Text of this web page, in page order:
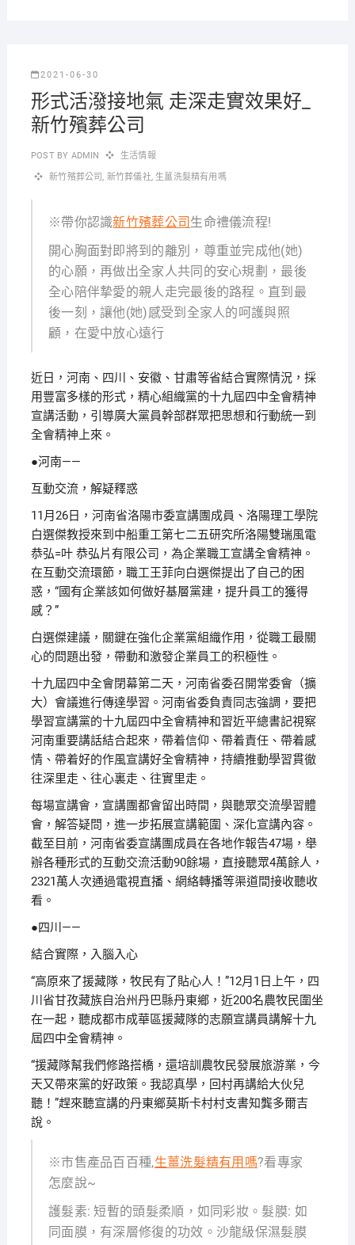
2021-06-30
形式活潑接地氣 走深走實效果好_
新竹殯葬公司
POST BY ADMIN 生活情報
新竹殯葬公司 新竹葬儀社, 生薑洗髮精有用嗎
※帶你認識新竹殯葬公司 生命禮儀流程!
開心胸面對即將到的離別，尊重並完成他(她)
的心願，再做出全家人共同的安心規劃，最後
全心陪伴摯愛的親人走完最後的路程。直到最
後一刻，讓他(她)感受到全家人的呵護與照
顧，在愛中放心遠行
近日，河南、四川、安徽、甘肅等省結合實際情況，採
用豐富多樣的形式，精心組織黨的十九屆四中全會精神
宣講活動，引導廣大黨員幹部群眾把思想和行動統一到
全會精神上來。
●河南——
互動交流，解疑釋惑
11月26日，河南省洛陽市委宣講團成員、洛陽理工學院
白選傑教授來到中船重工第七二五研究所洛陽雙瑞風電
恭弘=叶 恭弘片有限公司，為企業職工宣講全會精神。
在互動交流環節，職工王菲向白選傑提出了自己的困
惑，“國有企業該如何做好基層黨建，提升員工的獲得
感？”
白選傑建議，關鍵在強化企業黨組織作用，從職工最關
心的問題出發，帶動和激發企業員工的积極性。
十九屆四中全會閉幕第二天，河南省委召開常委會（擴
大）會議進行傳達學習。河南省委負責同志強調，要把
學習宣講黨的十九屆四中全會精神和習近平總書記視察
河南重要講話結合起來，帶着信仰、帶着責任、帶着感
情、帶着好的作風宣講好全會精神，持續推動學習貫徹
往深里走、往心裏走、往實里走。
每場宣講會，宣講團都會留出時間，與聽眾交流學習體
會，解答疑問，進一步拓展宣講範圍、深化宣講內容。
截至目前，河南省委宣講團成員在各地作報告47場，舉
辦各種形式的互動交流活動90餘場，直接聽眾4萬餘人，
2321萬人次通過電視直播、網絡轉播等渠道間接收聽收
看。
●四川——
結合實際，入腦入心
“高原來了援藏隊，牧民有了貼心人！”12月1日上午，四
川省甘孜藏族自治州丹巴縣丹東鄉，近200名農牧民圍坐
在一起，聽成都市成華區援藏隊的志願宣講員講解十九
屆四中全會精神。
“援藏隊幫我們修路搭橋，還培訓農牧民發展旅游業，今
天又帶來黨的好政策。我認真學，回村再講給大伙兒
聽！”趕來聽宣講的丹東鄉莫斯卡村村支書知龔多爾吉
說。
※市售產品百百種,生薑洗髮精有用嗎?看專家
怎麼說~
護髮素: 短暫的頭髮柔順，如同彩妝。髮膜: 如
同面膜，有深層修復的功效。沙龍級保濕髮膜